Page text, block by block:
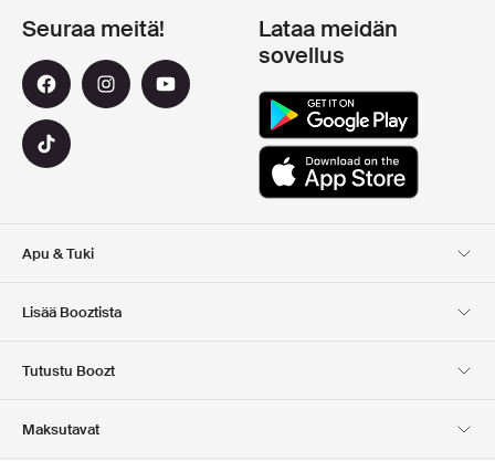
Apu & Tuki
Lisää Booztista
Club Boozt
Tutustu Boozt
Seuraa meitä!
Lataa meidän
sovellus
Maksutavat